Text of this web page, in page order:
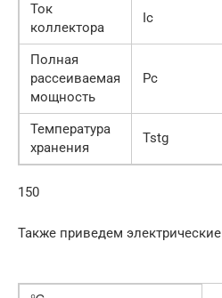
Ток
коллектора
Ic
Полная
рассеиваемая
мощность
Pc
Температура
хранения
Tstg
150
Также приведем